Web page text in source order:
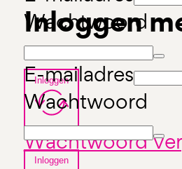
Wachtwoord
Inloggen
Wachtwoord
Inloggen
E-mailadres
Wachtwoord
Inloggen